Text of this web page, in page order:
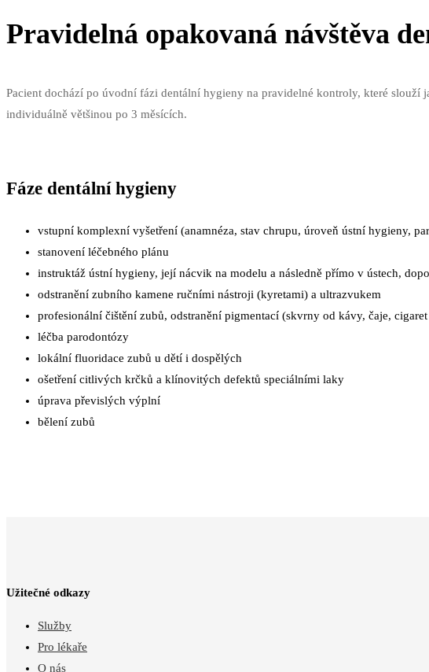
Pravidelná opakovaná návštěva
Pacient dochází po úvodní fázi dentální hygieny na pravidelné kontroly, které
individuálně většinou po 3 měsících.
Fáze dentální hygieny
vstupní komplexní vyšetření (anamnéza, stav chrupu, úroveň ústní hygieny,
stanovení léčebného plánu
instruktáž ústní hygieny, její nácvik na modelu a následně přímo v ústech,
odstranění zubního kamene ručními nástroji (kyretami) a ultrazvukem
profesionální čištění zubů, odstranění pigmentací (skvrny od kávy, čaje,
léčba parodontózy
lokální fluoridace zubů u dětí i dospělých
ošetření citlivých krčků a klínovitých defektů speciálními laky
úprava převislých výplní
bělení zubů
Užitečné odkazy
Služby
Pro lékaře
O nás